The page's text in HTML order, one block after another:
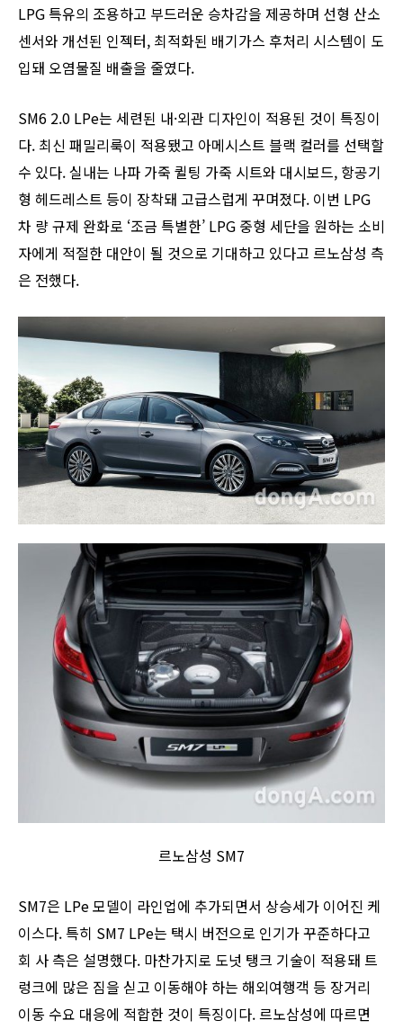
LPG 특유의 조용하고 부드러운 승차감을 제공하며 선형 산소
센서와 개선된 인젝터, 최적화된 배기가스 후처리 시스템이 도
입돼 오염물질 배출을 줄였다.
SM6 2.0 LPe는 세련된 내·외관 디자인이 적용된 것이 특징이
다. 최신 패밀리룩이 적용됐고 아메시스트 블랙 컬러를 선택할
수 있다. 실내는 나파 가죽 퀼팅 가죽 시트와 대시보드, 항공기
형 헤드레스트 등이 장착돼 고급스럽게 꾸며졌다. 이번 LPG
차 량 규제 완화로 ‘조금 특별한’ LPG 중형 세단을 원하는 소비
자에게 적절한 대안이 될 것으로 기대하고 있다고 르노삼성 측
은 전했다.
르노삼성 SM7
SM7은 LPe 모델이 라인업에 추가되면서 상승세가 이어진 케
이스다. 특히 SM7 LPe는 택시 버전으로 인기가 꾸준하다고
회 사 측은 설명했다. 마찬가지로 도넛 탱크 기술이 적용돼 트
렁크에 많은 짐을 싣고 이동해야 하는 해외여행객 등 장거리
이동 수요 대응에 적합한 것이 특징이다. 르노삼성에 따르면